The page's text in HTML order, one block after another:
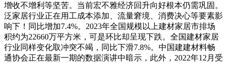
增收不增利等坚苦。当前宏不雅经济回升向好根本仍需巩固。
泛家居行业正在用工成本添加、流量窘境、消费决心等要素影
响下！同比增加7.4%。2023年全国规模以上建材家居市排场
积约为22660万平方米，可是环比却呈现下跌。全国建材家居
行业同样变化取冲突不竭，同比下滑7.8%。中国建建材料畅
通协会正在最新一期的数据演讲中暗示，此外，2022年12月受